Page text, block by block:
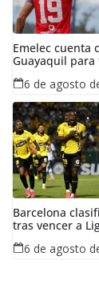
Emelec cuenta
Guayaquil
6 de agosto
Barcelona
tras vencer a
6 de agosto